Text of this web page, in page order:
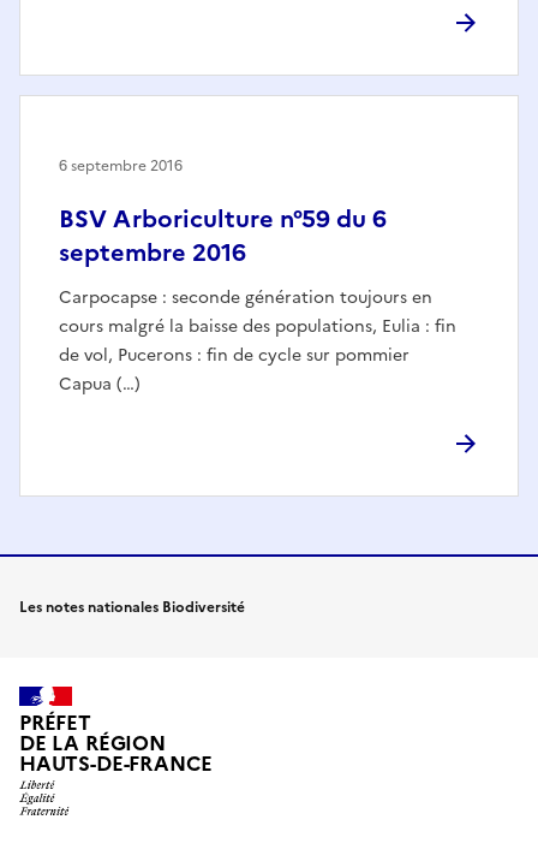
BSV Arboriculture n°59 du 6
septembre 2016
Carpocapse : seconde génération toujours en
cours malgré la baisse des populations, Eulia : fin
de vol, Pucerons : fin de cycle sur pommier
Capua (…)
6 septembre 2016
Les notes nationales Biodiversité
PRÉFET
DE LA RÉGION
HAUTS-DE-FRANCE